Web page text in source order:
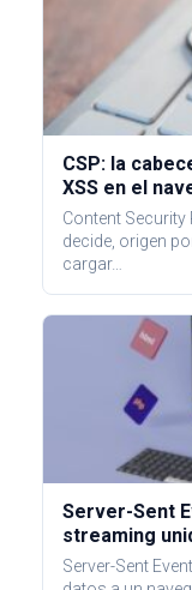
CSP: la
XSS en el
Content
decide, origen
cargar…
Server-Sent
streaming
Server-Sent